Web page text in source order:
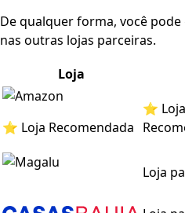
De qualquer forma, você
nas outras lojas parceiras.
Loja
⭐ Loja Recomendada
⭐ Loja
Loja